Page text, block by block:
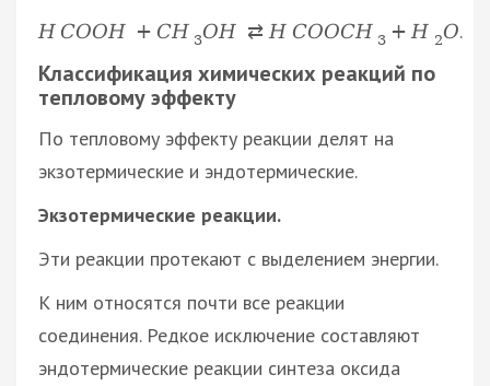
H COOH + CH 3OH ⇄ H COOCH 3 + H 2O.
Классификация химических реакций по
тепловому эффекту
По тепловому эффекту реакции делят на
экзотермические и эндотермические.
Экзотермические реакции.
Эти реакции протекают с выделением энергии.
К ним относятся почти все реакции
соединения. Редкое исключение составляют
эндотермические реакции синтеза оксида